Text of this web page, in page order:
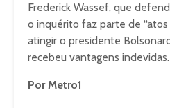
Frederick Wassef, que
o inquérito faz parte de
atingir o presidente
recebeu vantagens indevidas.
Por Metro1